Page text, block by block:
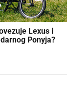
Lexus i
Ponyja?